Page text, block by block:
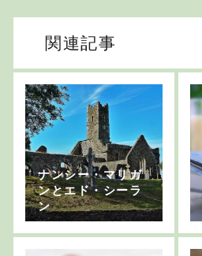
関連記事
ナンシー・マリガ
ンとエド・シーラ
ン